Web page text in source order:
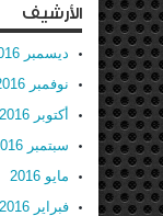
الأرشيف
ديسمبر 2016
نوفمبر 2016
أكتوبر 2016
سبتمبر 2016
مايو 2016
فبراير 2016